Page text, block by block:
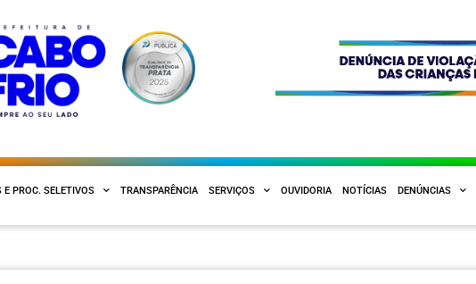
E PROC. SELETIVOS TRANSPARÊNCIA SERVIÇOS OUVIDORIA NOTÍCIAS DENÚNCIAS